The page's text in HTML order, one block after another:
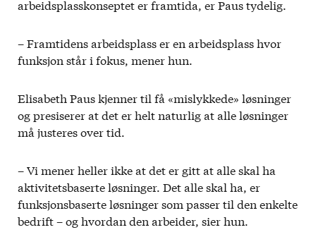
arbeidsplasskonseptet er framtida, er Paus tydelig.
– Framtidens arbeidsplass er en arbeidsplass hvor
funksjon står i fokus, mener hun.
Elisabeth Paus kjenner til få «mislykkede» løsninger
og presiserer at det er helt naturlig at alle løsninger
må justeres over tid.
– Vi mener heller ikke at det er gitt at alle skal ha
aktivitetsbaserte løsninger. Det alle skal ha, er
funksjonsbaserte løsninger som passer til den enkelte
bedrift – og hvordan den arbeider, sier hun.